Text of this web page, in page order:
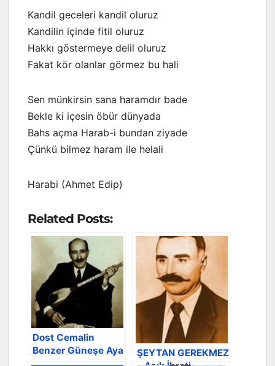
Kandil geceleri kandil oluruz
Kandilin içinde fitil oluruz
Hakkı göstermeye delil oluruz
Fakat kör olanlar görmez bu hali
Sen münkirsin sana haramdır bade
Bekle ki içesin öbür dünyada
Bahs açma Harab-i bundan ziyade
Çünkü bilmez haram ile helali
Harabi (Ahmet Edip)
Related Posts:
Dost Cemalin
Benzer Güneşe Aya
ŞEYTAN GEREKMEZ